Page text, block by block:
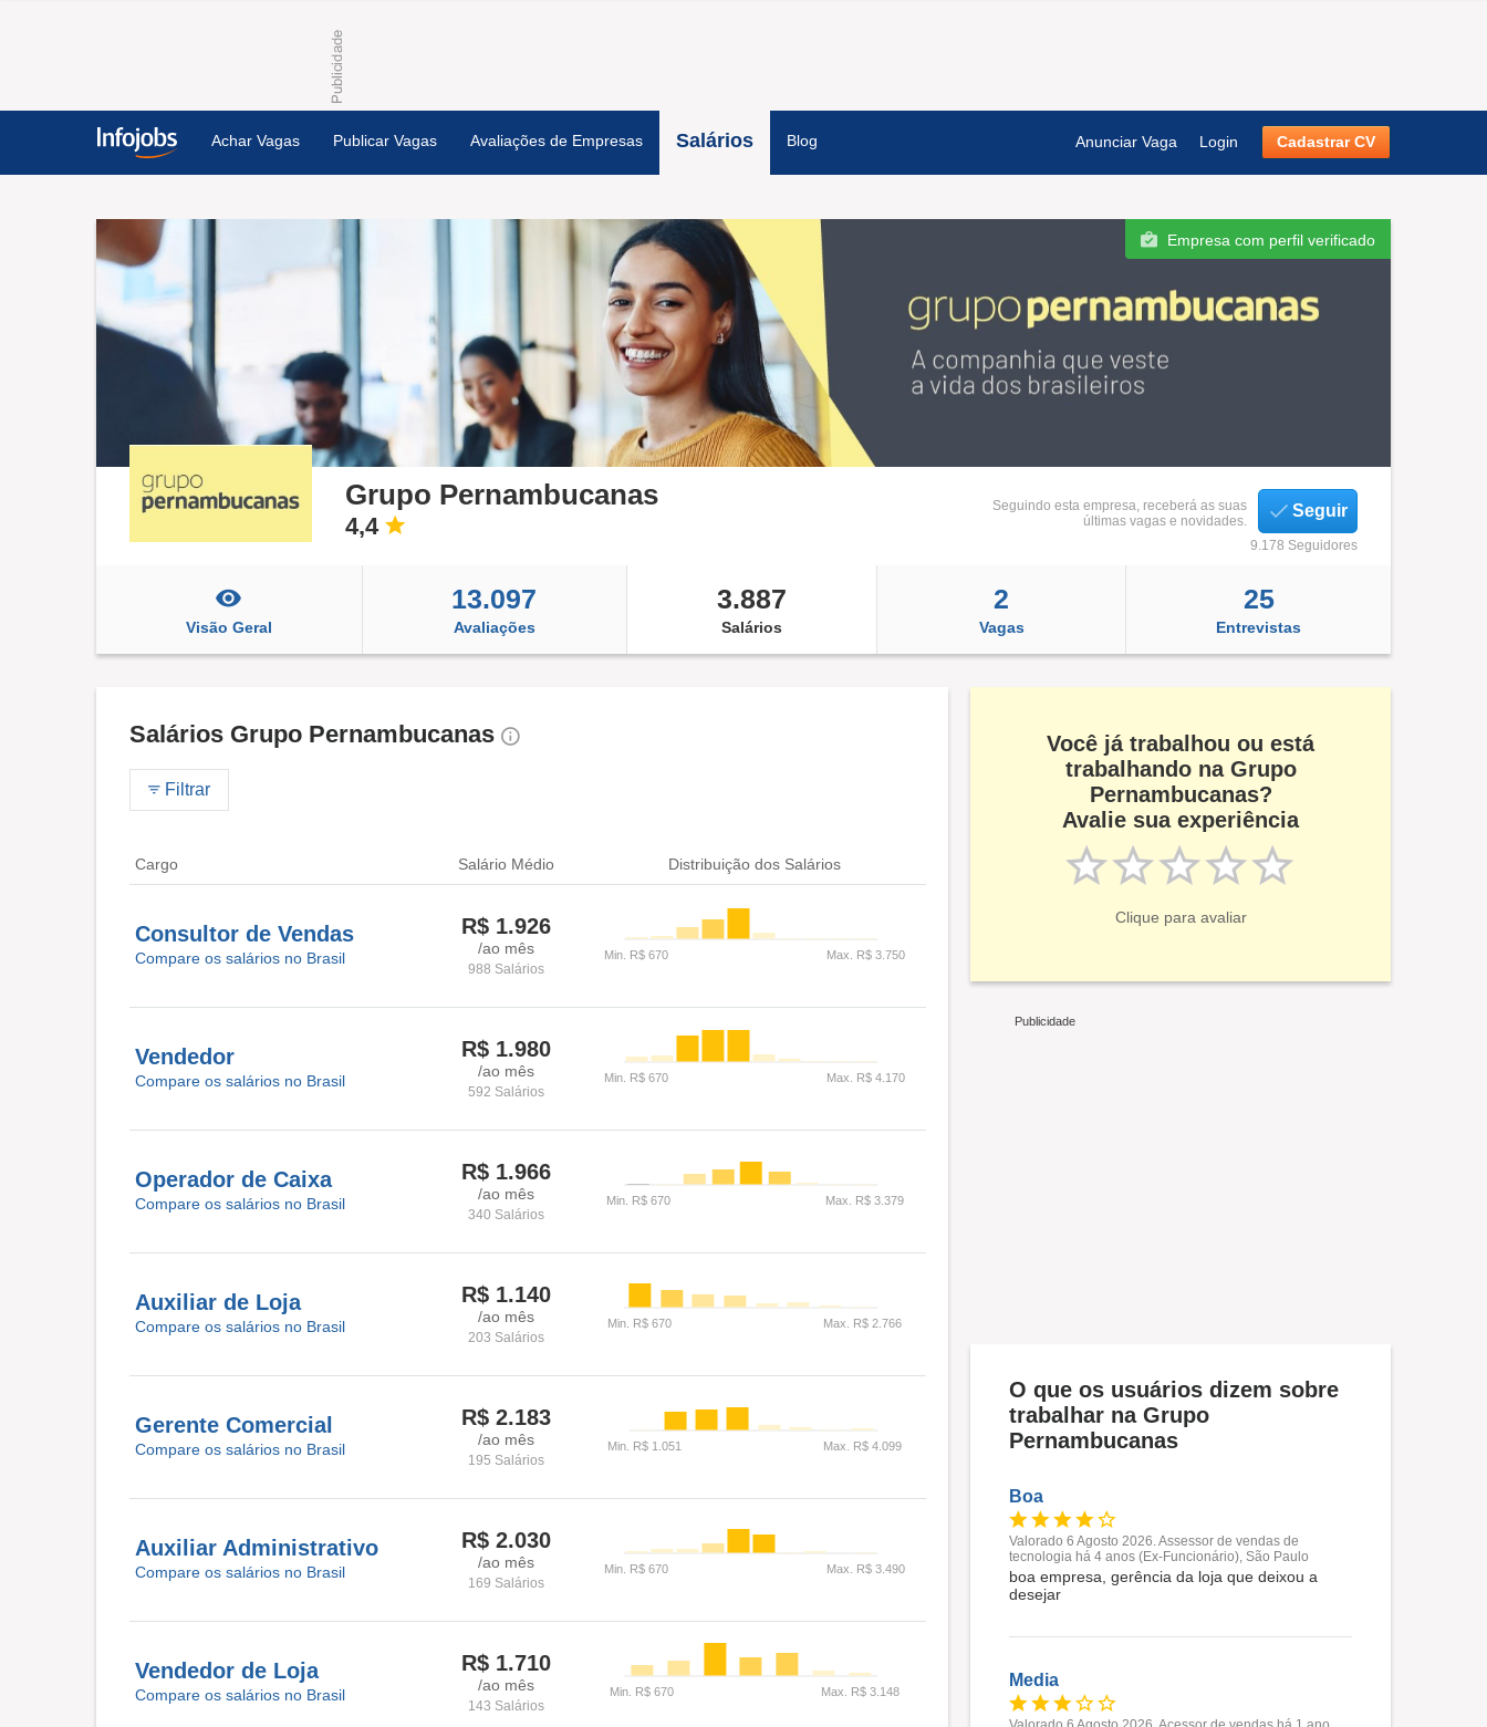
Achar Vagas Publicar Vagas Avaliações de Empresas Salários Blog Anunciar Vaga Login Cadastrar CV
Empresa com perfil verificado
Grupo Pernambucanas
4,4
Seguindo esta empresa, receberá as suas
últimas vagas e novidades.
Seguir
9.178 Seguidores
Visão Geral
13.097
Avaliações
3.887
Salários
2
Vagas
25
Entrevistas
Salários Grupo Pernambucanas
Filtrar
Cargo Salário Médio Distribuição dos Salários
Consultor de Vendas
Compare os salários no Brasil
R$ 1.926
/ao mês
988 Salários
Vendedor
Compare os salários no Brasil
R$ 1.980
/ao mês
592 Salários
Operador de Caixa
Compare os salários no Brasil
R$ 1.966
/ao mês
340 Salários
Auxiliar de Loja
Compare os salários no Brasil
R$ 1.140
/ao mês
203 Salários
Gerente Comercial
Compare os salários no Brasil
R$ 2.183
/ao mês
195 Salários
Auxiliar Administrativo
Compare os salários no Brasil
R$ 2.030
/ao mês
169 Salários
Vendedor de Loja
Compare os salários no Brasil
R$ 1.710
/ao mês
143 Salários
Você já trabalhou ou está
trabalhando na Grupo
Pernambucanas?
Avalie sua experiência
Clique para avaliar
O que os usuários dizem sobre
trabalhar na Grupo
Pernambucanas
Boa
Valorado 6 Agosto 2026. Assessor de vendas de
tecnologia há 4 anos (Ex-Funcionário), São Paulo
boa empresa, gerência da loja que deixou a
desejar
Media